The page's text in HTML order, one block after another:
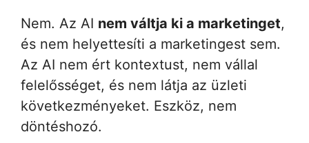
Nem. Az AI nem váltja ki a marketinget,
és nem helyettesíti a marketingest sem.
Az AI nem ért kontextust, nem vállal
felelősséget, és nem látja az üzleti
következményeket. Eszköz, nem
döntéshozó.